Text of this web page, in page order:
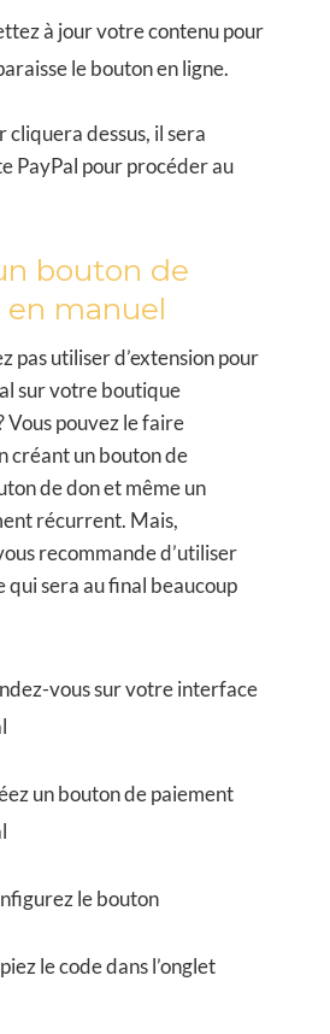
à jour votre contenu pour
le bouton en ligne.
dessus, il sera
PayPal pour procéder au
bouton de
manuel
pas utiliser d’extension pour
sur votre boutique
Vous pouvez le faire
créant un bouton de
de don et même un
récurrent. Mais,
recommande d’utiliser
qui sera au final beaucoup
vous sur votre interface
un bouton de paiement
le bouton
le code dans l’onglet